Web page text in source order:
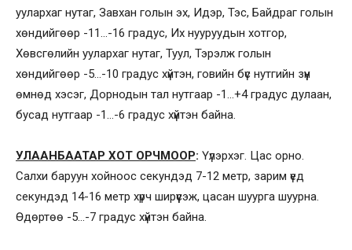
уулархаг нутаг, Завхан голын эх, Идэр, Тэс, Байдраг голын
хөндийгөөр -11…-16 градус, Их нууруудын хотгор,
Хөвсгөлийн уулархаг нутаг, Туул, Тэрэлж голын
хөндийгөөр -5…-10 градус хүйтэн, говийн бүс нутгийн зүүн
өмнөд хэсэг, Дорнодын тал нутгаар -1…+4 градус дулаан,
бусад нутгаар -1…-6 градус хүйтэн байна.
УЛААНБААТАР ХОТ ОРЧМООР: Үүлэрхэг. Цас орно.
Салхи баруун хойноос секундэд 7-12 метр, зарим үед
секундэд 14-16 метр хүрч ширүүсэж, цасан шуурга шуурна.
Өдөртөө -5…-7 градус хүйтэн байна.